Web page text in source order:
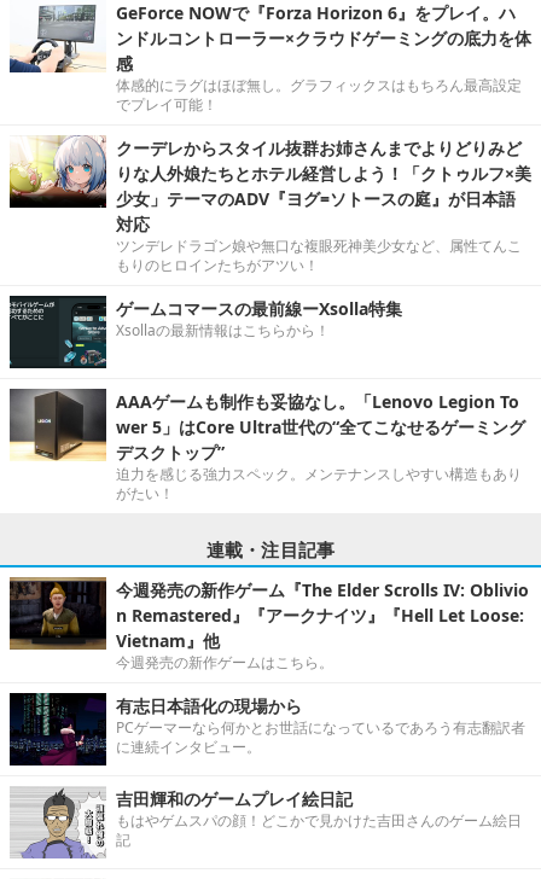
GeForce NOWで『Forza Horizon 6』をプレイ。ハ
ンドルコントローラー×クラウドゲーミングの底力を体
感
体感的にラグはほぼ無し。グラフィックスはもちろん最高設定
でプレイ可能！
クーデレからスタイル抜群お姉さんまでよりどりみど
りな人外娘たちとホテル経営しよう！「クトゥルフ×美
少女」テーマのADV『ヨグ=ソトースの庭』が日本語
対応
ツンデレドラゴン娘や無口な複眼死神美少女など、属性てんこ
もりのヒロインたちがアツい！
ゲームコマースの最前線ーXsolla特集
Xsollaの最新情報はこちらから！
AAAゲームも制作も妥協なし。「Lenovo Legion To
wer 5」はCore Ultra世代の“全てこなせるゲーミング
デスクトップ”
迫力を感じる強力スペック。メンテナンスしやすい構造もあり
がたい！
連載・注目記事
今週発売の新作ゲーム『The Elder Scrolls IV: Oblivio
n Remastered』『アークナイツ』『Hell Let Loose:
Vietnam』他
今週発売の新作ゲームはこちら。
有志日本語化の現場から
PCゲーマーなら何かとお世話になっているであろう有志翻訳者
に連続インタビュー。
吉田輝和のゲームプレイ絵日記
もはやゲムスパの顔！どこかで見かけた吉田さんのゲーム絵日
記